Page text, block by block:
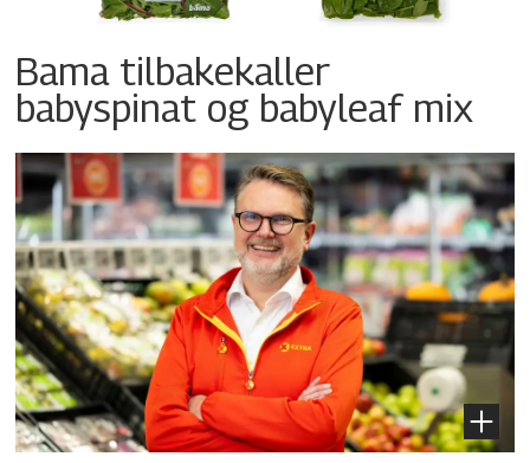
Bama tilbakekaller
babyspinat og babyleaf mix